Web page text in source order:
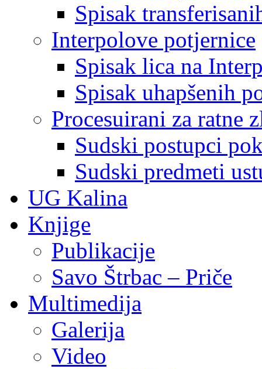
Spisak
Interpolove potjernice
Spisak lica na
Spisak uhapšenih
Procesuirani za ratne
Sudski postupci
Sudski predmeti
UG Kalina
Knjige
Publikacije
Savo Štrbac – Priče
Multimedija
Galerija
Video